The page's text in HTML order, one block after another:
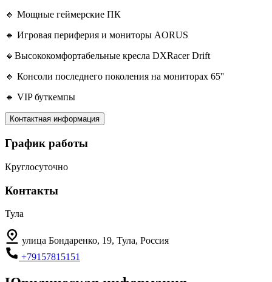
🔸 Мощные геймерские ПК
🔸 Игровая периферия и мониторы AORUS
🔸Высококомфортабельные кресла DXRacer Drift
🔸 Консоли последнего поколения на мониторах 65''
🔸 VIP буткемпы
Контактная информация
График работы
Круглосуточно
Контакты
Тула
улица Бондаренко, 19, Тула, Россия
+79157815151